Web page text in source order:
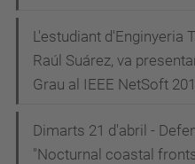
L'estudiant d'Enginyeria
Raúl Suárez, va
Grau al IEEE NetSoft
Dimarts 21 d'abril -
"Nocturnal coastal